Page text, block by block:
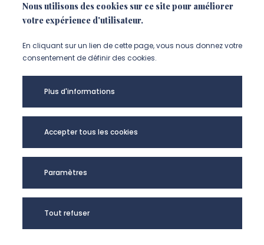
NOUS SUIVRE
Suivez-nous sur instagram
Suivez-nous sur linkedin
Suivez-nous sur
Université de Picardie Jules Verne -
@Copyright 2024
Mentions légales
Accessibilité
Nous utilisons des cookies sur ce site pour améliorer
votre expérience d'utilisateur.
En cliquant sur un lien de cette page, vous nous donnez votre
consentement de définir des cookies.
Plus d'informations
Accepter tous les cookies
Paramètres
Tout refuser